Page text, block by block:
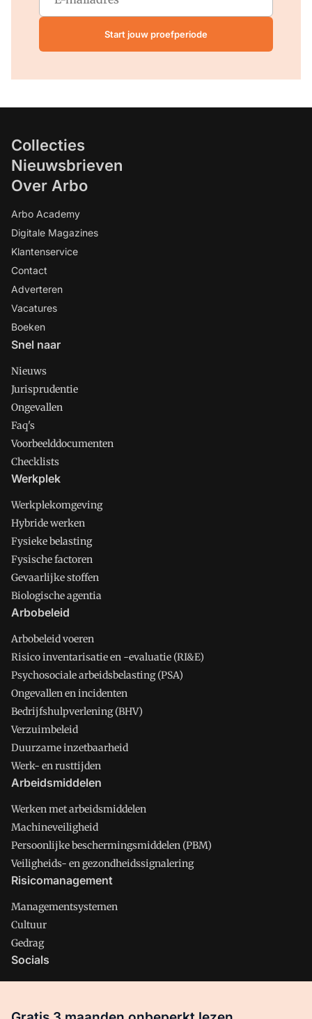
Start jouw proefperiode
Collecties
Nieuwsbrieven
Over Arbo
Arbo Academy
Digitale Magazines
Klantenservice
Contact
Adverteren
Vacatures
Boeken
Snel naar
Nieuws
Jurisprudentie
Ongevallen
Faq's
Voorbeelddocumenten
Checklists
Werkplek
Werkplekomgeving
Hybride werken
Fysieke belasting
Fysische factoren
Gevaarlijke stoffen
Biologische agentia
Arbobeleid
Arbobeleid voeren
Risico inventarisatie en -evaluatie (RI&E)
Psychosociale arbeidsbelasting (PSA)
Ongevallen en incidenten
Bedrijfshulpverlening (BHV)
Verzuimbeleid
Duurzame inzetbaarheid
Werk- en rusttijden
Arbeidsmiddelen
Werken met arbeidsmiddelen
Machineveiligheid
Persoonlijke beschermingsmiddelen (PBM)
Veiligheids- en gezondheidssignalering
Risicomanagement
Managementsystemen
Cultuur
Gedrag
Socials